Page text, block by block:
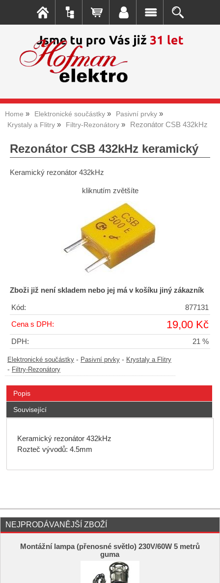
Home Elektronické součástky
Pasivní prvky
Krystaly a Flitry
Filtry-Rezonátory Rezonátor CSB 432kHz
Rezonátor CSB 432kHz keramický
Keramický rezonátor 432kHz
kliknutím zvětšíte
Zboži již není skladem nebo jej má v košíku jiný zákazník
Kód: 877131
Cena s DPH: 19,00 Kč
DPH: 21 %
Elektronické součástky - Pasivní prvky - Krystaly a Flitry
- Filtry-Rezonátory
Popis
Související
Keramický rezonátor 432kHz
Rozteč vývodů: 4.5mm
NEJPRODÁVANĚJŠÍ ZBOŽÍ
Montážní lampa (přenosné světlo) 230V/60W 5 metrů
guma